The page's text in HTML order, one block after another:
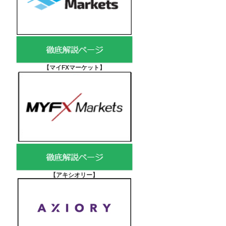
【マイFXマーケット 】
【アキシオリー】